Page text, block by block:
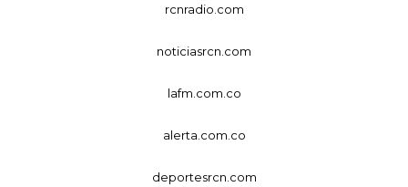
rcnradio.com
noticiasrcn.com
lafm.com.co
alerta.com.co
deportesrcn.com